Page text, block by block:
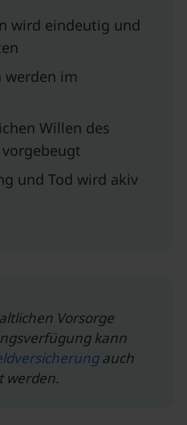
wird eindeutig und
werden im
Willen des
und Tod wird akiv
Vorsorge
kann
auch
werden.